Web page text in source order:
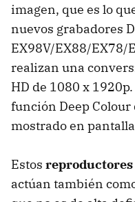
imagen, que es lo
nuevos grabadores
EX98V/EX88/EX78/
realizan una
HD de 1080 x
función Deep
mostrado en
Estos reproductores
actúan también